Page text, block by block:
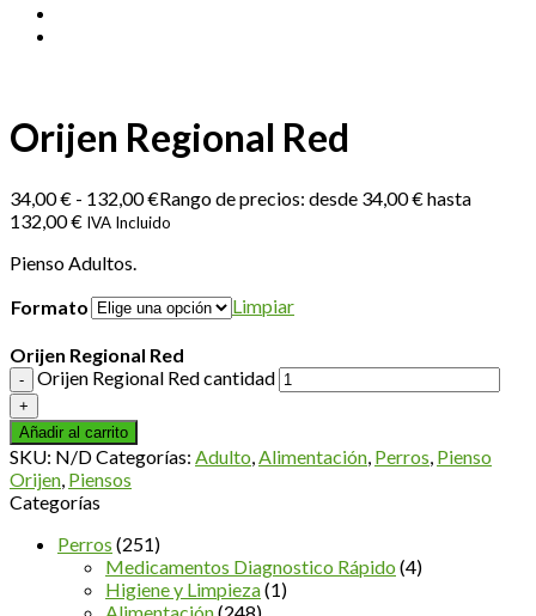
Orijen Regional Red
34,00€ - 132,00€Rango de precios: desde 34,00 € hasta
132,00 € IVA Incluido
Pienso Adultos.
Formato
Limpiar
Orijen Regional Red
Orijen Regional Red cantidad
Añadir al carrito
SKU: N/DCategorías: Adulto,Alimentación, Perros, Pienso
Orijen, Piensos
Categorías
Perros (251)
Medicamentos Diagnostico Rápido (4)
Higiene y Limpieza(1)